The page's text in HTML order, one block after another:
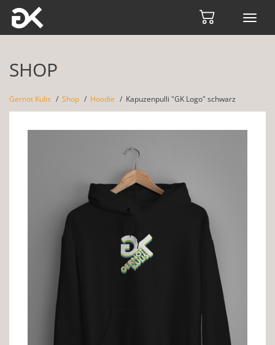
SHOP
Gernot Kulis Shop Hoodie Kapuzenpulli "GK Logo" schwarz